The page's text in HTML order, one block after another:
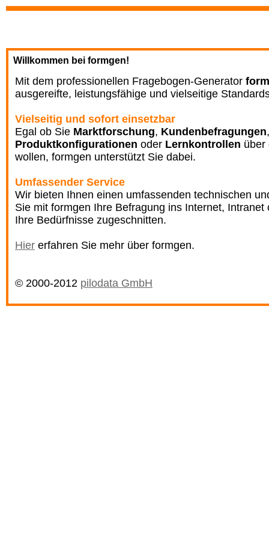
Willkommen bei formgen!
Mit dem professionellen Fragebogen-Generator
ausgereifte, leistungsfähige und vielseitige
Vielseitig und sofort einsetzbar
Egal ob Sie Marktforschung, Kundenbefragungen
Produktkonfigurationen oder Lernkontrollen über
wollen, formgen unterstützt Sie dabei.
Umfassender Service
Wir bieten Ihnen einen umfassenden technischen
Sie mit formgen Ihre Befragung ins Internet,
Ihre Bedürfnisse zugeschnitten.
Hier erfahren Sie mehr über formgen.
© 2000-2012 pilodata GmbH